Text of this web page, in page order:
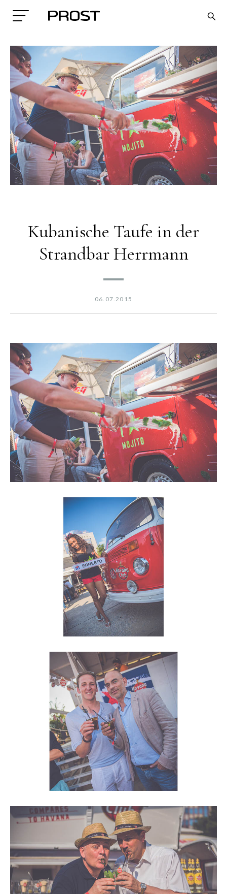
Search
Kubanische Taufe in der
Strandbar Herrmann
06.07.2015